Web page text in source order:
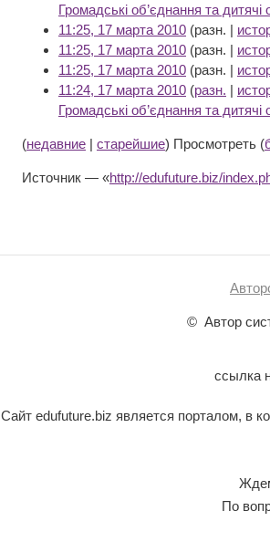
Громадські об’єднання та дитячі
11:25, 17 марта 2010 (разн. |
11:25, 17 марта 2010 (разн. |
11:25, 17 марта 2010 (разн. |
11:24, 17 марта 2010 (разн. |
Громадські об’єднання та дитячі
(недавние | старейшие) Просмотреть (
Источник — «http://edufuture.biz/
© Автор
ссылка
Сайт edufuture.biz является порталом, в
По